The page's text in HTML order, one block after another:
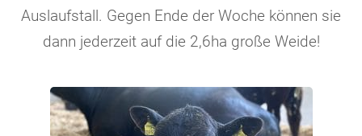
Auslaufstall. Gegen Ende der Woche können sie
dann jederzeit auf die 2,6ha große Weide!